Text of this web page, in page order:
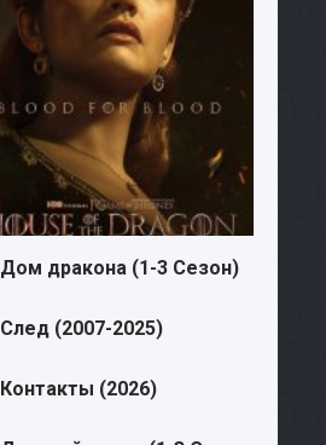
Дом дракона (1-3 Сезон)
След (2007-2025)
Контакты (2026)